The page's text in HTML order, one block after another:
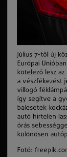
Július 7-től új
Európai
kötelező lesz
a vészfékezést
villogó
így segítve a
balesetek
autó hirtelen
órás
különösen
Fotó: